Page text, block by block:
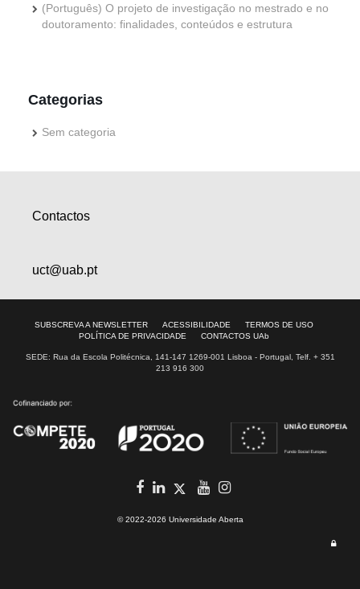
(Português) O projeto de investigação no mestrado e no
doutoramento: finalidades, conteúdos e estrutura
Categorias
Sem categoria
Contactos
uct@uab.pt
SUBSCREVA A NEWSLETTER ACESSIBILIDADE
TERMOS DE USO
POLÍTICA DE PRIVACIDADE
CONTACTOS UAb
SEDE: Rua da Escola Politécnica, 141-147 1269-001 Lisboa - Portugal, Telf. + 351
213 916 300
Twitter
© 2022-2026 Universidade Aberta